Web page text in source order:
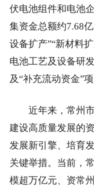
伏电池组件和电池
集资金总额约7.68
设备扩产”“新材料
电池工艺及设备研
及“补充流动资金”项
近年来，常州
建设高质量发展的
发展新引擎、培育
关键举措。当前，
模超万亿元、资常